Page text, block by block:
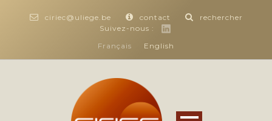
ciriec@uliege.be contact
rechercher
Suivez-nous :
Français
English